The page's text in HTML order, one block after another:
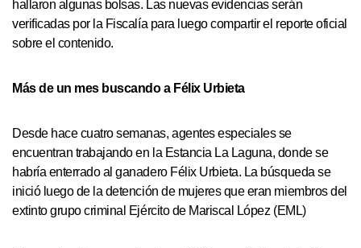
hallaron algunas bolsas. Las nuevas evidencias serán
verificadas por la Fiscalía para luego compartir el reporte oficial
sobre el contenido.
Más de un mes buscando a Félix Urbieta
Desde hace cuatro semanas, agentes especiales se
encuentran trabajando en la Estancia La Laguna, donde se
habría enterrado al ganadero Félix Urbieta. La búsqueda se
inició luego de la detención de mujeres que eran miembros del
extinto grupo criminal Ejército de Mariscal López (EML)